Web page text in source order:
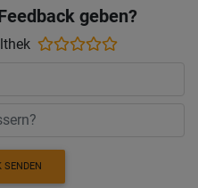
geben?
SENDEN